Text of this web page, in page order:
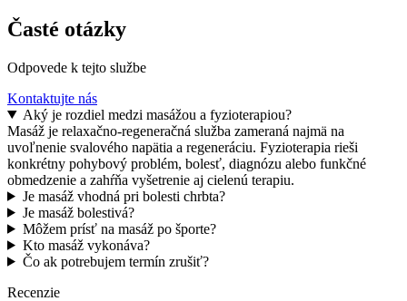
Časté otázky
Odpovede k tejto službe
Kontaktujte nás
Aký je rozdiel medzi masážou a fyzioterapiou?
Masáž je relaxačno-regeneračná služba zameraná najmä na
uvoľnenie svalového napätia a regeneráciu. Fyzioterapia rieši
konkrétny pohybový problém, bolesť, diagnózu alebo funkčné
obmedzenie a zahŕňa vyšetrenie aj cielenú terapiu.
Je masáž vhodná pri bolesti chrbta?
Je masáž bolestivá?
Môžem prísť na masáž po športe?
Kto masáž vykonáva?
Čo ak potrebujem termín zrušiť?
Recenzie